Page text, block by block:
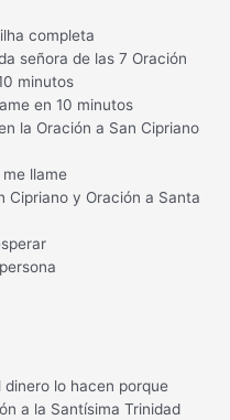
completa
señora de las 7 Oración
minutos
en 10 minutos
la Oración a San Cipriano
llame
Cipriano y Oración a Santa
dinero lo hacen porque
a la Santísima Trinidad